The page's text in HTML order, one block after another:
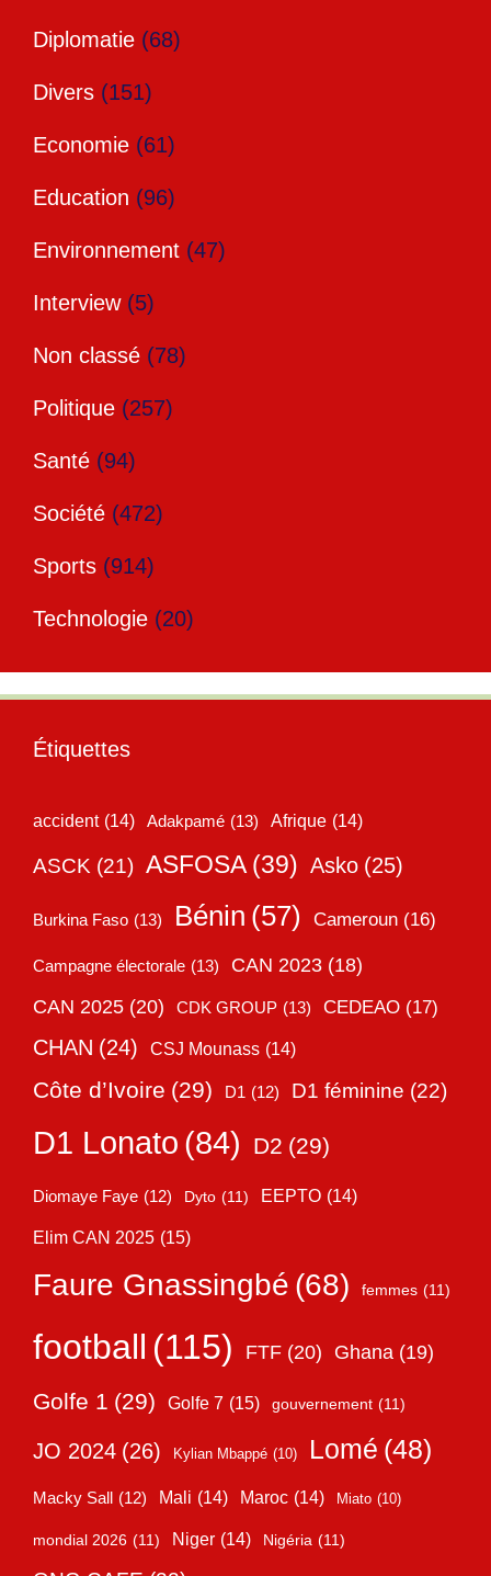
Diplomatie (68)
Divers (151)
Economie (61)
Education (96)
Environnement (47)
Interview(5)
Non classé (78)
Politique (257)
Santé (94)
Société (472)
Sports (914)
Technologie (20)
Étiquettes
accident (14) Adakpamé (13) Afrique (14)
ASCK (21) ASFOSA (39) Asko (25)
Burkina Faso (13) Bénin (57) Cameroun (16)
Campagne électorale (13) CAN 2023 (18)
CAN 2025 (20) CDK GROUP (13) CEDEAO (17)
CHAN (24) CSJ Mounass (14)
Côte d’Ivoire (29) D1 (12) D1 féminine (22)
D1 Lonato (84) D2 (29)
Diomaye Faye (12) Dyto (11) EEPTO (14)
Elim CAN 2025 (15)
Faure Gnassingbé (68) femmes (11)
football (115) FTF (20) Ghana (19)
Golfe 1 (29) Golfe 7 (15) gouvernement (11)
JO 2024 (26) Kylian Mbappé (10) Lomé (48)
Macky Sall (12) Mali (14) Maroc (14) Miato (10)
mondial 2026 (11) Niger (14) Nigéria (11)